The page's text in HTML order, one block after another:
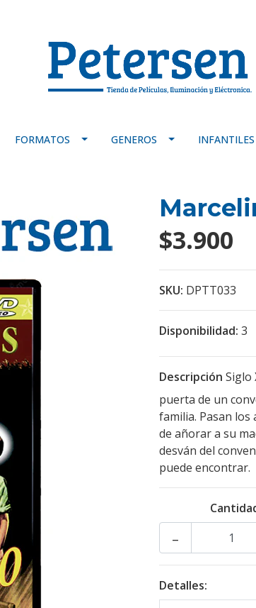
FORMATOS GENEROS INFANTILES
$3.900
SKU: DPTT033
Disponibilidad: 3
Descripción Siglo
puerta de un
familia. Pasan
de añorar a su
desván del
puede encontrar.
-
Detalles: